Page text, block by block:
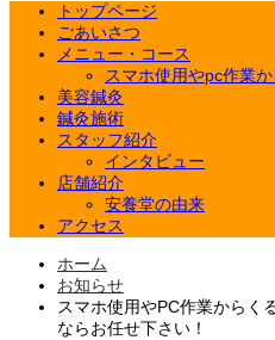
トップページ
ごあいさつ
メニュー・コース
スマホ使用やpc作業
美容鍼灸
鍼灸施術
スタッフ紹介
インタビュー
店舗紹介
安養堂の由来
アクセス
ホーム
お知らせ
スマホ使用やPC作業からく
ならお任せ下さい！